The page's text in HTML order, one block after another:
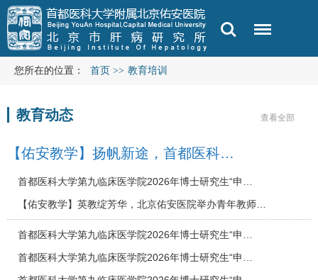
您所在的位置： 首页 >> 教育培训
查看全部
教育动态
【佑安教学】扬帆新途，首都医科…
首都医科大学第九临床医学院2026年博士研究生“申…
【佑安教学】英教绽芳华，北京佑安医院举办青年教师…
首都医科大学第九临床医学院2026年博士研究生“申…
首都医科大学第九临床医学院2026年博士研究生“申…